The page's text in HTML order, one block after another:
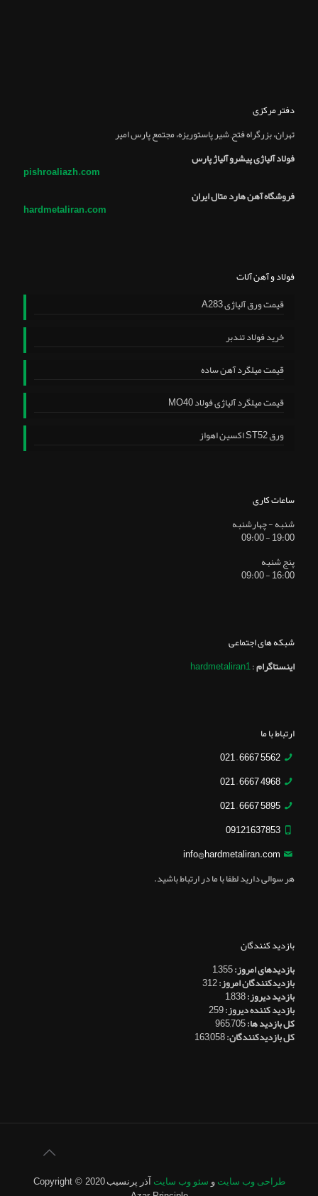
دفتر مرکزی
تهران، بزرگراه فتح, شير پاستوريزه، مجتمع پارس امير
فولاد آلیاژی پیشرو آلیاژ پارس
pishroaliazh.com
فروشگاه آهن هارد متال ایران
hardmetaliran.com
فولاد و آهن آلات
قیمت ورق آلیاژی A283
خرید فولاد تندبر
قیمت میلگرد آهن ساده
قیمت میلگرد آلیاژی فولاد MO40
ورق ST52 اکسین اهواز
ساعات کاری
شنبه - چهارشنبه
19:00 - 09:00
پنج شنبه
16:00 - 09:00
شبکه های اجتماعی
اینستاگرام:
hardmetaliran1
ارتباط با ما
5562 6667 – 021
4968 6667 – 021
5895 6667 – 021
09121637853
info@hardmetaliran.com
هر سوالی دارید لطفا با ما در ارتباط باشید.
بازدید کنندگان
بازدیدهای امروز:1,355
بازدیدکنندگان امروز:312
بازدید دیروز:1,838
بازدید کننده دیروز:259
کل بازدید ها:965,705
کل بازدیدکنند‌گان:163,058
طراحی وب سایت و سئو وب سایت آذر پرنسیبCopyright © 2020